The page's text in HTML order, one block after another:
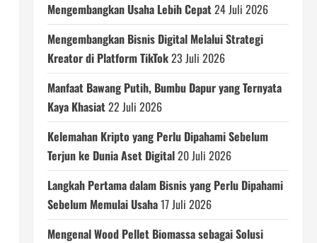
Mengembangkan Usaha Lebih Cepat24 Juli 2026
Mengembangkan Bisnis Digital Melalui Strategi
Kreator di Platform TikTok23 Juli 2026
Manfaat Bawang Putih, Bumbu Dapur yang Ternyata
Kaya Khasiat22 Juli 2026
Kelemahan Kripto yang Perlu Dipahami Sebelum
Terjun ke Dunia Aset Digital20 Juli 2026
Langkah Pertama dalam Bisnis yang Perlu Dipahami
Sebelum Memulai Usaha17 Juli 2026
Mengenal Wood Pellet Biomassa sebagai Solusi